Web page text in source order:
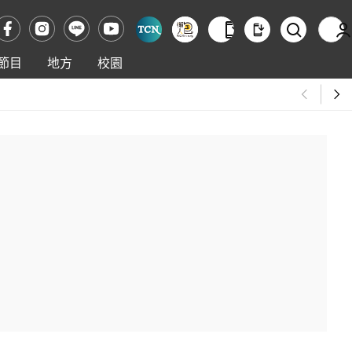
目 地方
校園